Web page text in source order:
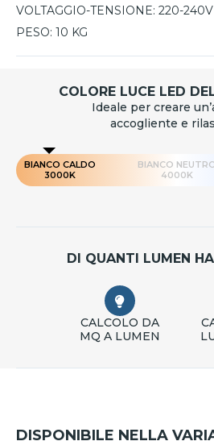
VOLTAGGIO-TENSIONE: 220-240V
PESO: 10 KG
COLORE LUCE LED
Ideale per creare
accogliente e
BIANCO CALDO
3000K
BIANCO
4000K
DI QUANTI LUMEN
CALCOLO DA
MQ A LUMEN
DISPONIBILE NELLA